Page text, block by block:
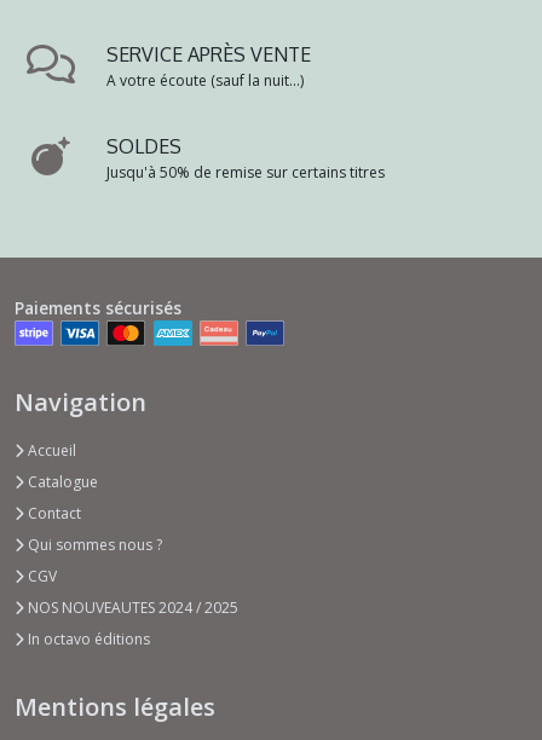
SERVICE APRÈS VENTE
A votre écoute (sauf la nuit...)
SOLDES
Jusqu'à 50% de remise sur certains titres
Paiements sécurisés
Navigation
Accueil
Catalogue
Contact
Qui sommes nous ?
CGV
NOS NOUVEAUTES 2024 / 2025
In octavo éditions
Mentions légales